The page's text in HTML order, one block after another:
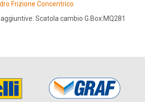
Frizione Concentrico
Scatola cambio G.Box:MQ281